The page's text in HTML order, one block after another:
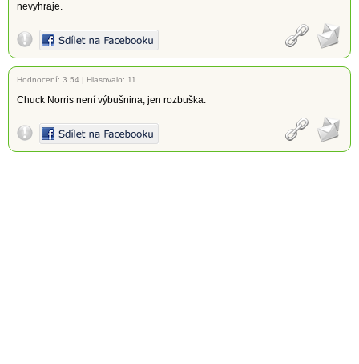
nevyhraje.
Hodnocení: 3.54 | Hlasovalo: 11
Chuck Norris není výbušnina, jen rozbuška.